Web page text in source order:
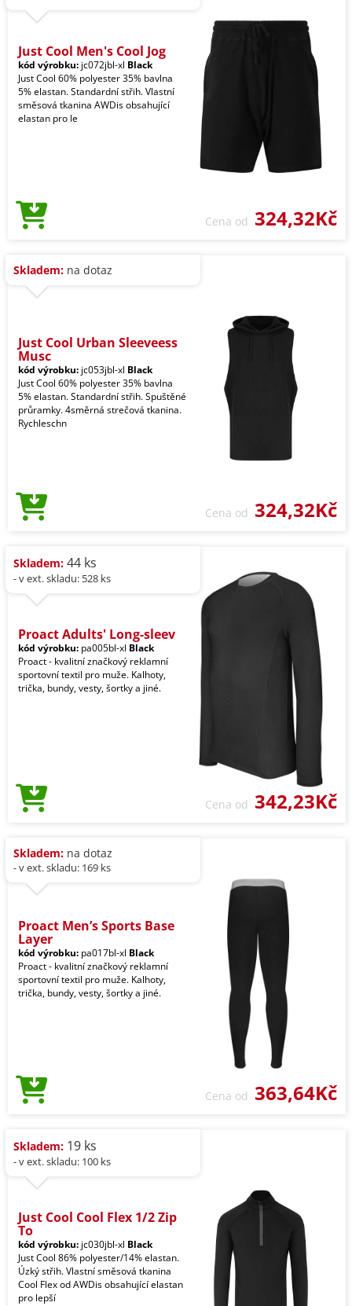
Just Cool Men's Cool Jog
kód výrobku: jc072jbl-xl Black
Just Cool 60% polyester 35% bavlna
5% elastan. Standardní střih. Vlastní
směsová tkanina AWDis obsahující
elastan pro le
Cena od 324,32Kč
Skladem: na dotaz
Just Cool Urban Sleeveess
Musc
kód výrobku: jc053jbl-xl Black
Just Cool 60% polyester 35% bavlna
5% elastan. Standardní střih. Spuštěné
průramky. 4směrná strečová tkanina.
Rychleschn
Cena od 324,32Kč
Skladem: 44 ks
- v ext. skladu: 528 ks
Proact Adults' Long-sleev
kód výrobku: pa005bl-xl Black
Proact - kvalitní značkový reklamní
sportovní textil pro muže. Kalhoty,
trička, bundy, vesty, šortky a jiné.
Cena od 342,23Kč
Skladem: na dotaz
- v ext. skladu: 169 ks
Proact Men’s Sports Base
Layer
kód výrobku: pa017bl-xl Black
Proact - kvalitní značkový reklamní
sportovní textil pro muže. Kalhoty,
trička, bundy, vesty, šortky a jiné.
Cena od 363,64Kč
Skladem: 19 ks
- v ext. skladu: 100 ks
Just Cool Cool Flex 1/2 Zip
To
kód výrobku: jc030jbl-xl Black
Just Cool 86% polyester/14% elastan.
Úzký střih. Vlastní směsová tkanina
Cool Flex od AWDis obsahující elastan
pro lepší